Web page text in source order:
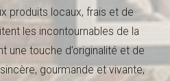
produits locaux, frais et de
les incontournables de la
une touche d’originalité et de
gourmande et vivante,